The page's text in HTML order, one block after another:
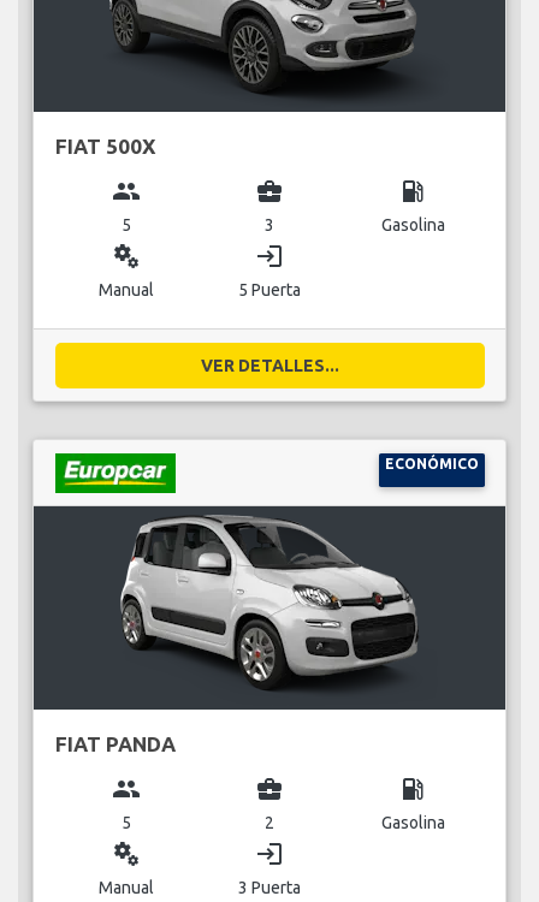
FIAT 500X
group
5
business_center
3
local_gas_station
Gasolina
miscellaneous_services
Manual
login
5 Puerta
VER DETALLES...
ECONÓMICO
FIAT PANDA
group
5
business_center
2
local_gas_station
Gasolina
miscellaneous_services
Manual
login
3 Puerta